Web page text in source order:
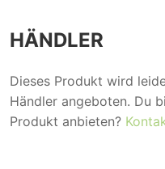
HÄNDLER
Dieses Produkt wird
Händler angeboten. Du
Produkt anbieten?